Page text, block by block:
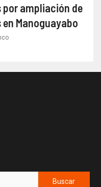
ampliación de
Manoguayabo